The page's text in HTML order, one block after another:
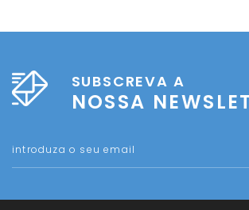
SUBSCREVA A
NOSSA